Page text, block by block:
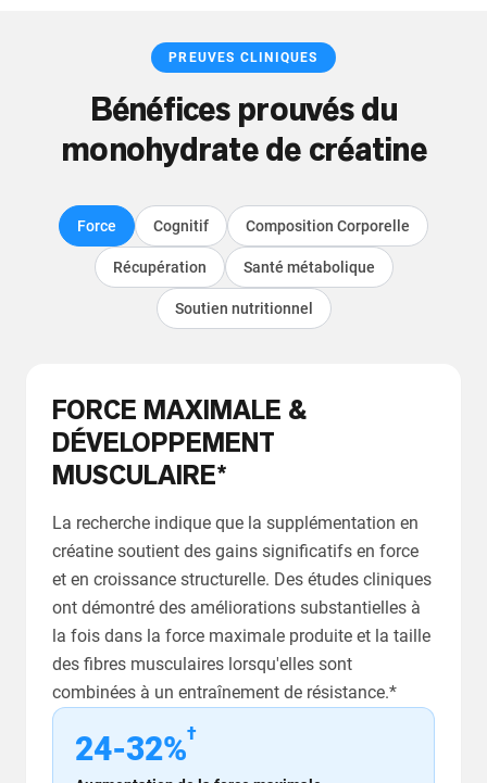
PREUVES CLINIQUES
Bénéfices prouvés du
monohydrate de créatine
Force Cognitif Composition Corporelle
Récupération Santé métabolique
Soutien nutritionnel
FORCE MAXIMALE &
DÉVELOPPEMENT
MUSCULAIRE*
La recherche indique que la supplémentation en
créatine soutient des gains significatifs en force
et en croissance structurelle. Des études cliniques
ont démontré des améliorations substantielles à
la fois dans la force maximale produite et la taille
des fibres musculaires lorsqu'elles sont
combinées à un entraînement de résistance.*
24-32%†